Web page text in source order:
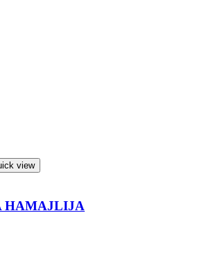
view
HAMAJLIJA